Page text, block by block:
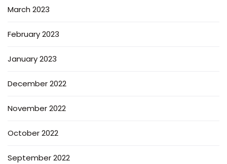
March 2023
February 2023
January 2023
December 2022
November 2022
October 2022
September 2022